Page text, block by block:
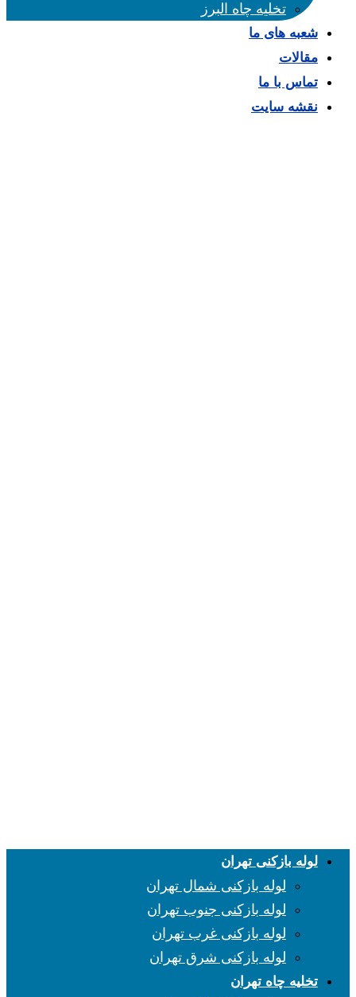
تخلیه چاه البرز
شعبه های ما
مقالات
تماس با ما
نقشه سایت
لوله بازکنی تهران
لوله بازکنی شمال تهران
لوله بازکنی جنوب تهران
لوله بازکنی غرب تهران
لوله بازکنی شرق تهران
تخلیه چاه تهران